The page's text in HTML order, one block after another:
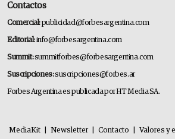
Contactos
Comercial:publicidad@forbesargentina.com
Editorial:info@forbesargentina.com
Summit:summitforbes@forbesargentina.com
Suscripciones:suscripciones@forbes.ar
Forbes Argentina es publicada por HT Media SA.
MediaKit Newsletter Contacto Valores y